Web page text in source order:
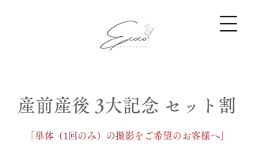
産前産後 3大記念 セット割
「単体（1回のみ）の撮影をご希望のお客様へ」